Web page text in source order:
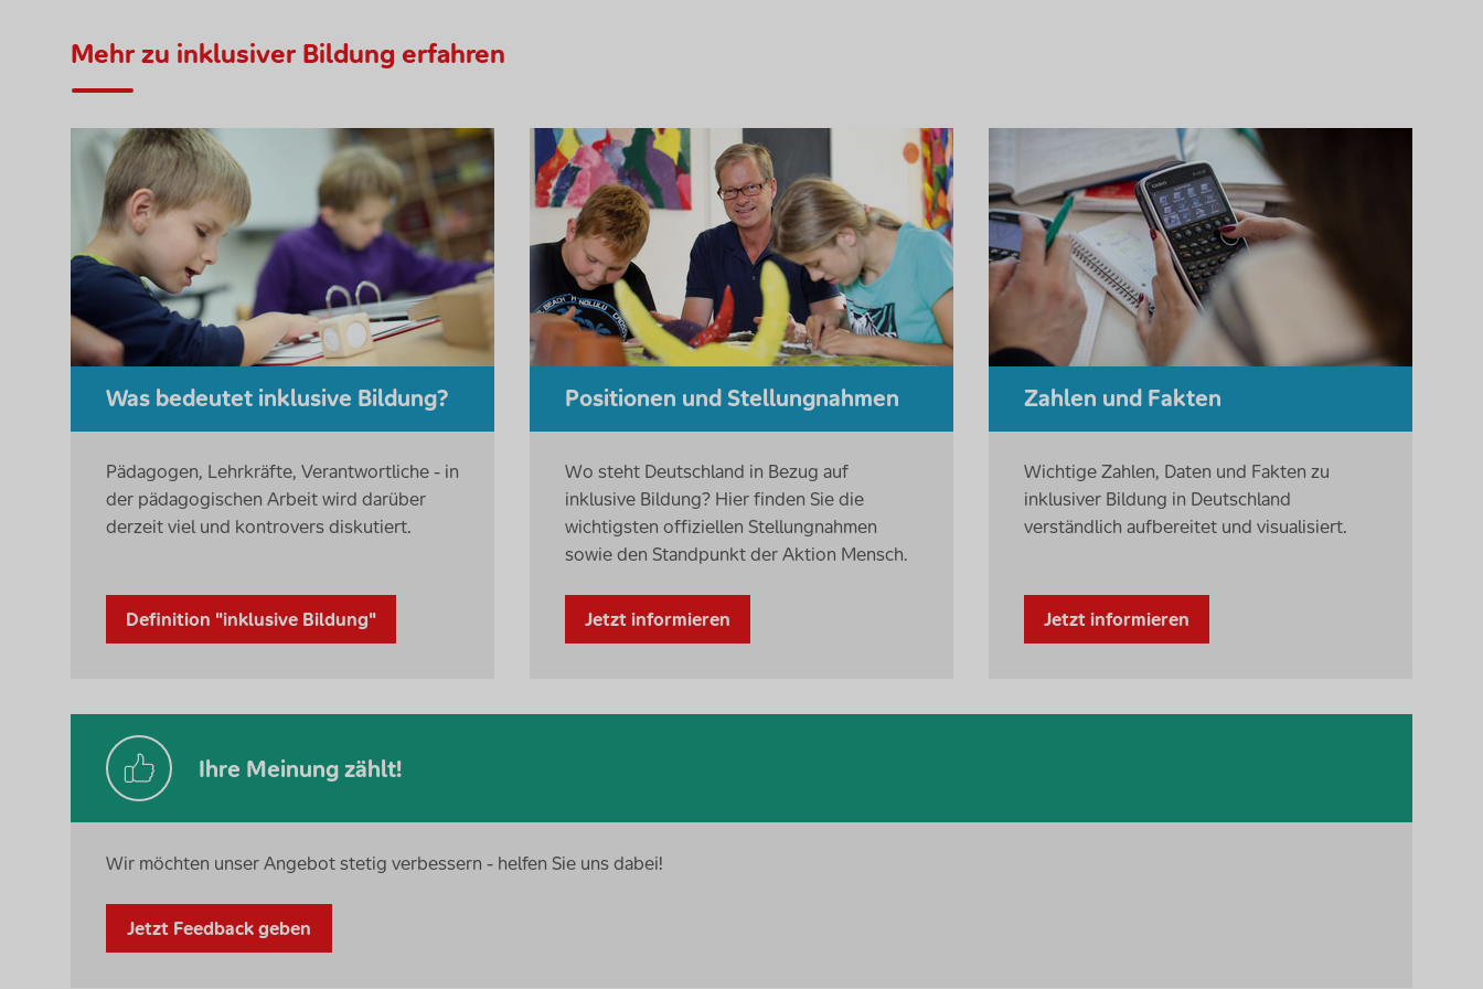
Mehr zu inklusiver Bildung erfahren
Was bedeutet inklusive Bildung?
Pädagogen, Lehrkräfte, Verantwortliche - in
der pädagogischen Arbeit wird darüber
derzeit viel und kontrovers diskutiert.
Definition "inklusive Bildung"
Positionen und Stellungnahmen
Wo steht Deutschland in Bezug auf
inklusive Bildung? Hier finden Sie die
wichtigsten offiziellen Stellungnahmen
sowie den Standpunkt der Aktion Mensch.
Jetzt informieren
Zahlen und Fakten
Wichtige Zahlen, Daten und Fakten zu
inklusiver Bildung in Deutschland
verständlich aufbereitet und visualisiert.
Jetzt informieren
Ihre Meinung zählt!
Wir möchten unser Angebot stetig verbessern - helfen Sie uns dabei!
Jetzt Feedback geben